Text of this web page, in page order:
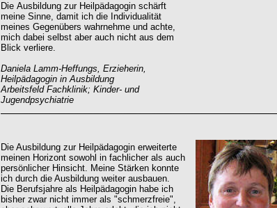
Die Ausbildung zur Heilpädagogin schärft
meine Sinne, damit ich die Individualität
meines Gegenübers wahrnehme und achte,
mich dabei selbst aber auch nicht aus dem
Blick verliere.
Daniela Lamm-Heffungs, Erzieherin,
Heilpädagogin in Ausbildung
Arbeitsfeld Fachklinik; Kinder- und
Jugendpsychiatrie
Die Ausbildung zur Heilpädagogin erweiterte
meinen Horizont sowohl in fachlicher als auch
persönlicher Hinsicht. Meine Stärken konnte
ich durch die Ausbildung weiter ausbauen.
Die Berufsjahre als Heilpädagogin habe ich
bisher zwar nicht immer als "schmerzfreie",